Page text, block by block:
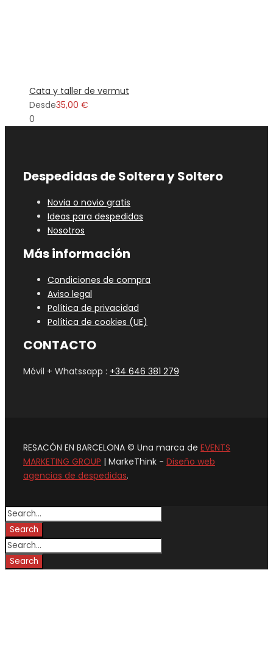
Cata y taller de vermut
Desde35,00 €
0
Despedidas de Soltera y Soltero
Novia o novio gratis
Ideas para despedidas
Nosotros
Más información
Condiciones de compra
Aviso legal
Política de privacidad
Política de cookies (UE)
CONTACTO
Móvil + Whatssapp : +34 646 381 279
RESACÓN EN BARCELONA © Una marca de EVENTS
MARKETING GROUP | MarkeThink - Diseño web
agencias de despedidas.